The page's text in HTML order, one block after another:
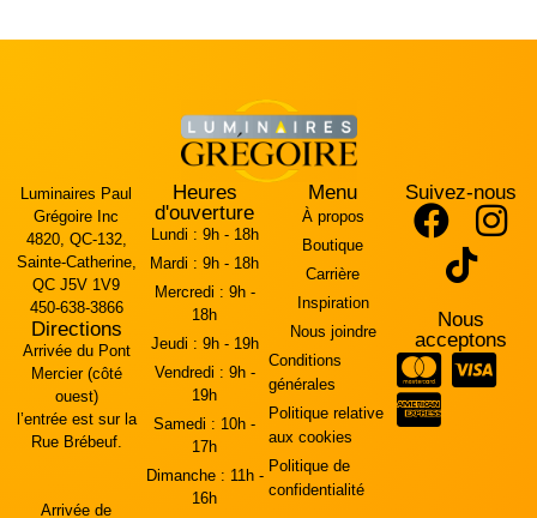
Luminaires Paul
Grégoire Inc
4820, QC-132,
Sainte-Catherine,
QC J5V 1V9
450-638-3866
Directions
Arrivée du Pont
Mercier (côté
ouest)
l’entrée est sur la
Rue Brébeuf.
Arrivée de
Heures
d'ouverture
Lundi : 9h - 18h
Mardi : 9h - 18h
Mercredi : 9h -
18h
Jeudi : 9h - 19h
Vendredi : 9h -
19h
Samedi : 10h -
17h
Dimanche : 11h -
16h
Menu
À propos
Boutique
Carrière
Inspiration
Nous joindre
Conditions
générales
Politique relative
aux cookies
Politique de
confidentialité
Suivez-nous
Nous
acceptons